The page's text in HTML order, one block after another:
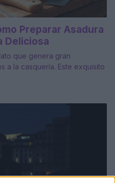
Preparar Asadura
Deliciosa
que genera gran
a la casquería. Este exquisito